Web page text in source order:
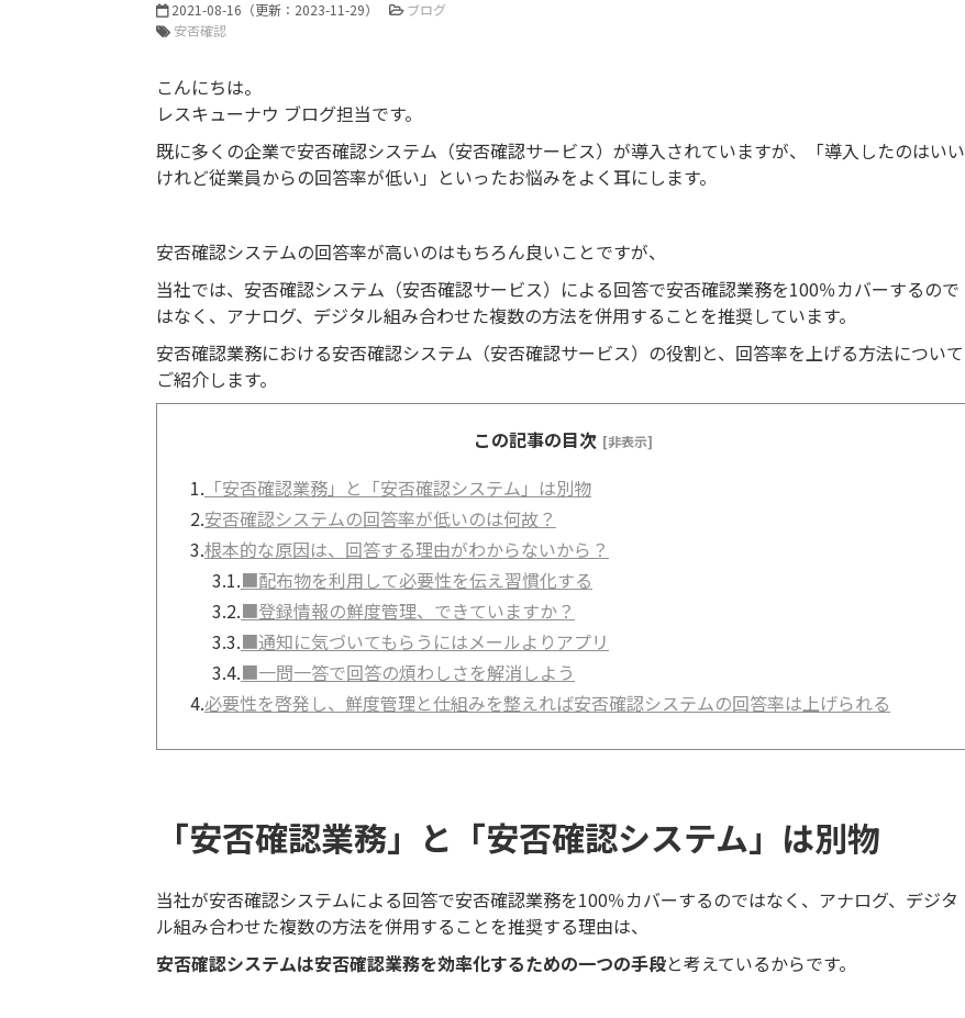
2021-08-16 （更新： 2023-11-29）
ブログ
安否確認
こんにちは。
レスキューナウ ブログ担当です。
既に多くの企業で安否確認システム（安否確認サービス）が導入されていますが、「導入したのはいい
けれど従業員からの回答率が低い」といったお悩みをよく耳にします。
安否確認システムの回答率が高いのはもちろん良いことですが、
当社では、安否確認システム（安否確認サービス）による回答で安否確認業務を100％カバーするので
はなく、アナログ、デジタル組み合わせた複数の方法を併用することを推奨しています。
安否確認業務における安否確認システム（安否確認サービス）の役割と、回答率を上げる方法について
ご紹介します。
この記事の目次 [非表示]
1. 「安否確認業務」と「安否確認システム」は別物
2.安否確認システムの回答率が低いのは何故？
3.根本的な原因は、回答する理由がわからないから？
3.1.■配布物を利用して必要性を伝え習慣化する
3.2.■登録情報の鮮度管理、できていますか？
3.3.■通知に気づいてもらうにはメールよりアプリ
3.4.■一問一答で回答の煩わしさを解消しよう
4.必要性を啓発し、鮮度管理と仕組みを整えれば安否確認システムの回答率は上げられる
「安否確認業務」と「安否確認システム」は別物
当社が安否確認システムによる回答で安否確認業務を100％カバーするのではなく、アナログ、デジタ
ル組み合わせた複数の方法を併用することを推奨する理由は、
安否確認システムは安否確認業務を効率化するための一つの手段と考えているからです。